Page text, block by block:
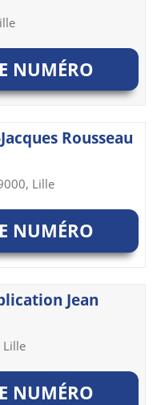
NUMÉRO
Rousseau
Lille
NUMÉRO
Jean
Lille
NUMÉRO